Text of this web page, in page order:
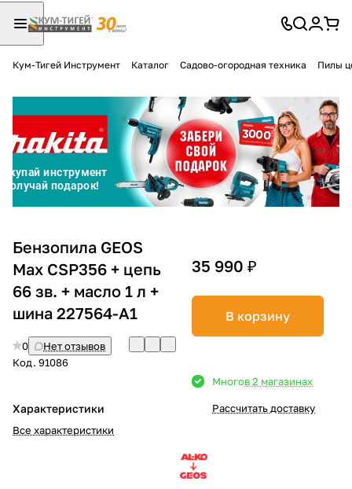
Кум-Тигей Инструмент Каталог Садово-огородная техника Пилы
Бензопила GEOS
Max CSP356 + цепь
66 зв. + масло 1 л +
шина 227564-A1
0
Нет отзывов
Код. 91086
Характеристики
Все характеристики
35 990 ₽
В корзину
Многов 2 магазинах
Рассчитать доставку
Разбейте
оплатуна части
без переплат
График платежей
Сегодня
% картой любого банка